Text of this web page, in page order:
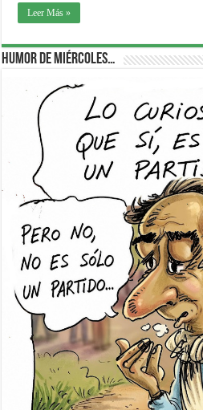
Leer Más »
Humor de Miércoles…